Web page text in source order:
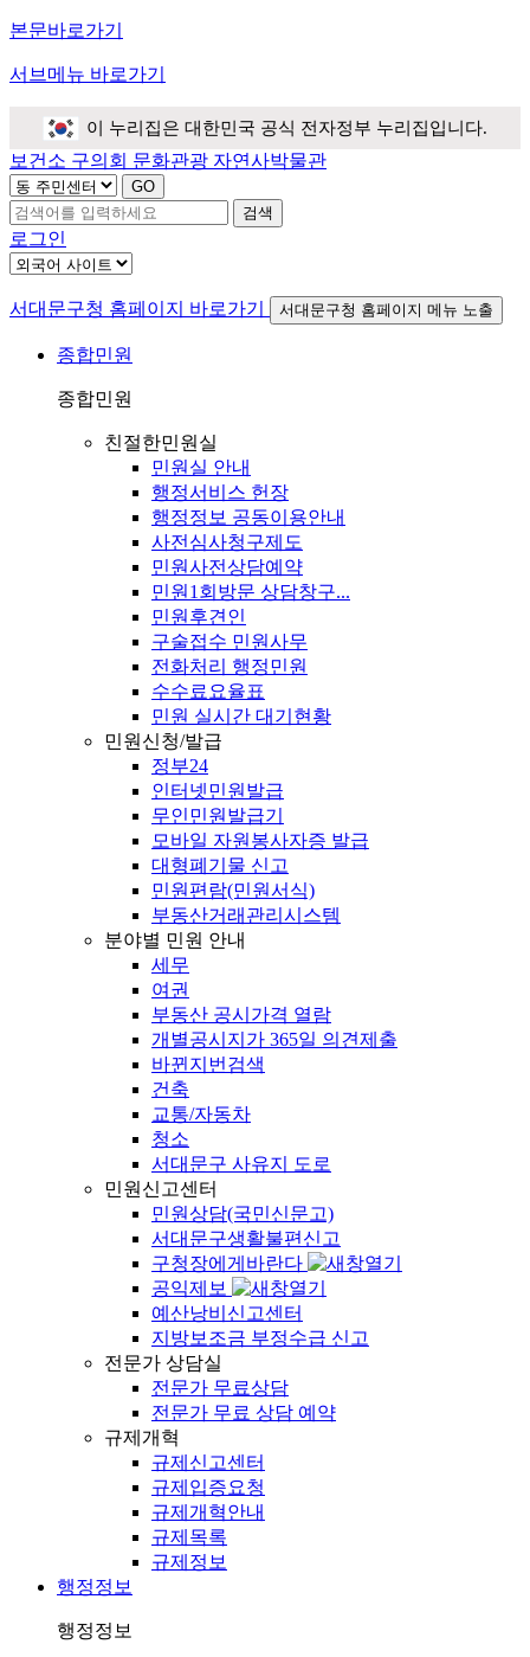
본문바로가기
서브메뉴 바로가기
이 누리집은 대한민국 공식 전자정부 누리집입니다.
보건소 구의회 문화관광 자연사박물관
검색
로그인
서대문구청 홈페이지 바로가기 서대문구청 홈페이지 메뉴 노출
종합민원
종합민원
친절한민원실
민원실 안내
행정서비스 헌장
행정정보 공동이용안내
사전심사청구제도
민원사전상담예약
민원1회방문 상담창구...
민원후견인
구술접수 민원사무
전화처리 행정민원
수수료요율표
민원 실시간 대기현황
민원신청/발급
정부24
인터넷민원발급
무인민원발급기
모바일 자원봉사자증 발급
대형폐기물 신고
민원편람(민원서식)
부동산거래관리시스템
분야별 민원 안내
세무
여권
부동산 공시가격 열람
개별공시지가 365일 의견제출
바뀐지번검색
건축
교통/자동차
청소
서대문구 사유지 도로
민원신고센터
민원상담(국민신문고)
서대문구생활불편신고
구청장에게바란다
공익제보
예산낭비신고센터
지방보조금 부정수급 신고
전문가 상담실
전문가 무료상담
전문가 무료 상담 예약
규제개혁
규제신고센터
규제입증요청
규제개혁안내
규제목록
규제정보
행정정보
행정정보